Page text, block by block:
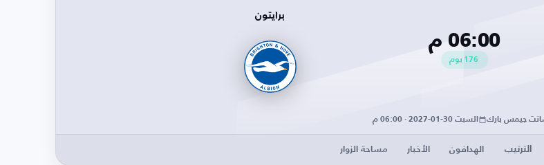
06:00 م
176 يوم
برايتون
جيمس بارك السبت 30-01-2027 · 06:00 م
الترتيب الهدافون الأخبار مساحة الزوار